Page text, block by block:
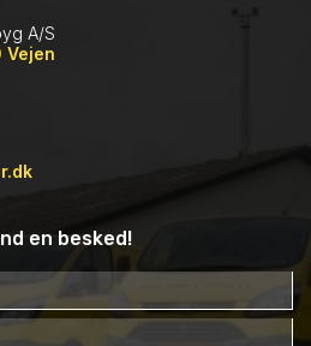
A/S
Vejen
en besked!